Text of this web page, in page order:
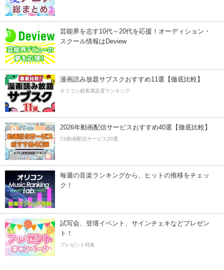
芸能界を志す10代～20代を応援！オーディション・
スクール情報はDeview
漫画読み放題サブスクおすすめ11選【徹底比較】
オリコン顧客満足度ランキング
2026年動画配信サービスおすすめ40選【徹底比較】
CS動画配信サービス20選
毎週の音楽ランキングから、ヒットの推移をチェッ
ク！
試写会、登壇イベント、サインチェキなどプレゼン
ト！
プレゼント特集